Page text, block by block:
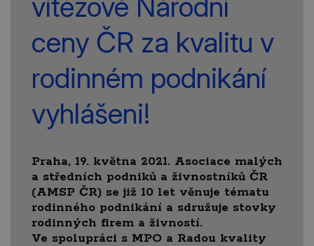
ceny ČR za kvalitu v
rodinném podnikání
vyhlášeni!
Praha, 19. května 2021. Asociace malých
a středních podniků a živnostníků ČR
(AMSP ČR) se již 10 let věnuje tématu
rodinného podnikání a sdružuje stovky
rodinných firem a živností.
Ve spolupráci s MPO a Radou kvality